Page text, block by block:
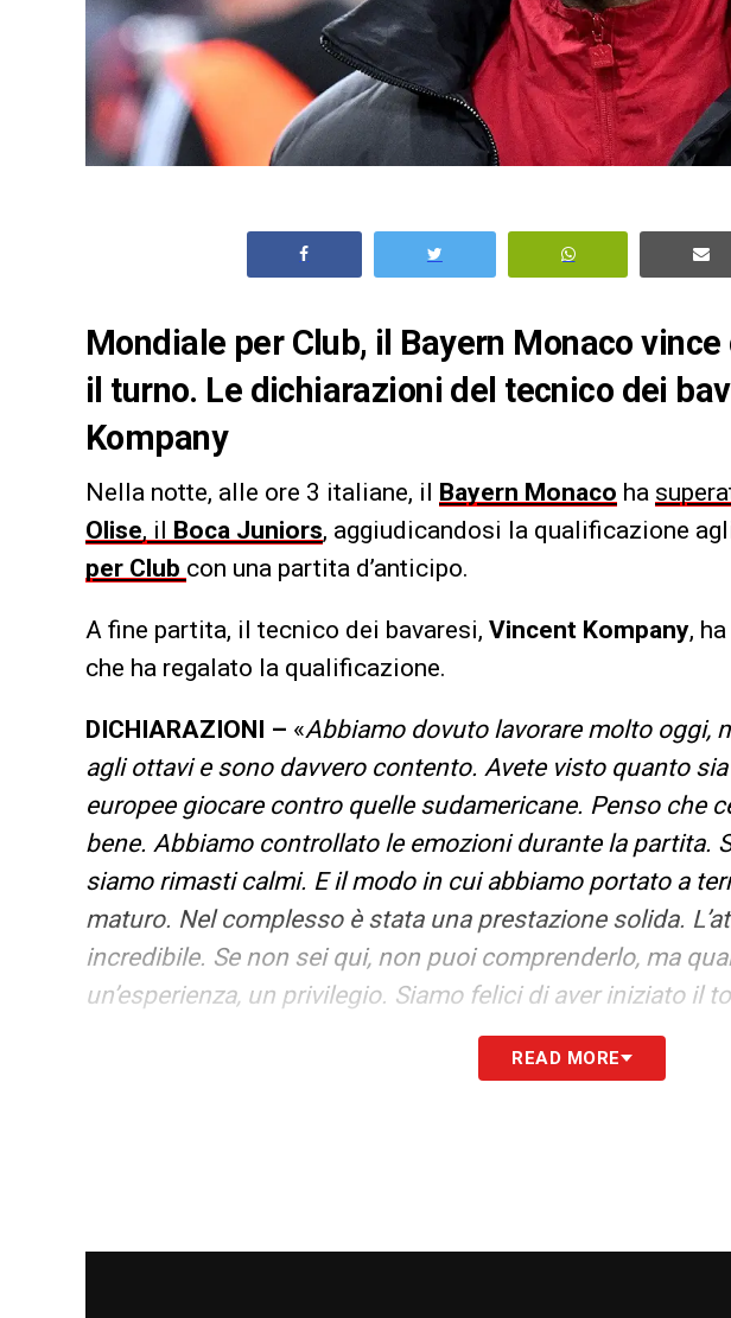
Mondiale per Club, il Bayern Monaco
il turno. Le dichiarazioni del tecnico dei
Kompany
Nella notte, alle ore 3 italiane, il Bayern Monaco ha
Olise, il Boca Juniors, aggiudicandosi la qualificazione
per Club con una partita d’anticipo.
A fine partita, il tecnico dei bavaresi, Vincent Kompany,
che ha regalato la qualificazione.
DICHIARAZIONI – «Abbiamo dovuto lavorare molto oggi,
agli ottavi e sono davvero contento. Avete visto quanto
europee giocare contro quelle sudamericane. Penso che
bene. Abbiamo controllato le emozioni durante la partita.
siamo rimasti calmi. E il modo in cui abbiamo portato a
maturo. Nel complesso è stata una prestazione solida.
incredibile. Se non sei qui, non puoi comprenderlo, ma
un’esperienza, un privilegio. Siamo felici di aver iniziato il
LA PLAYLIST DELLE NOSTRE TOP NEWSREAD MORE